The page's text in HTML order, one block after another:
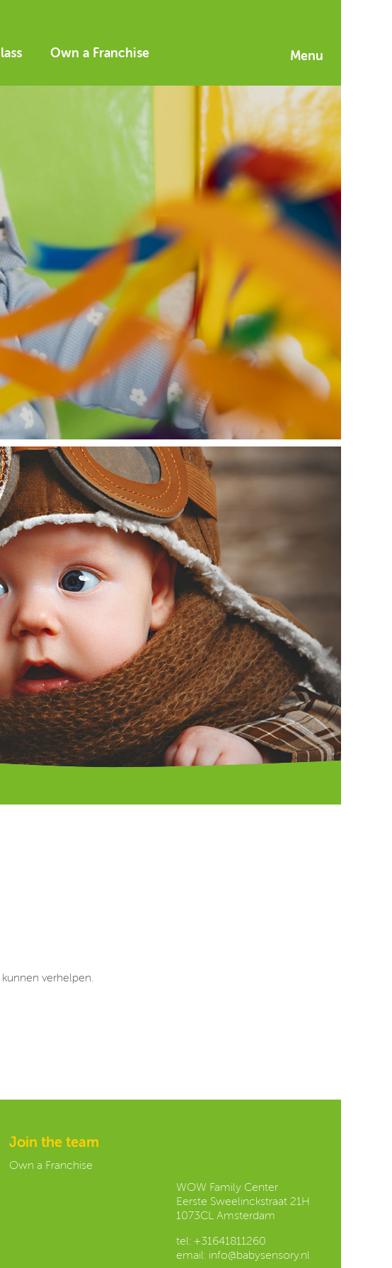
Own a Franchise Menu
verhelpen.
Join the team
Own a Franchise
WOW Family Center
Eerste Sweelinckstraat 21H
1073CL Amsterdam
tel: +31641811260
email: info@babysensory.nl